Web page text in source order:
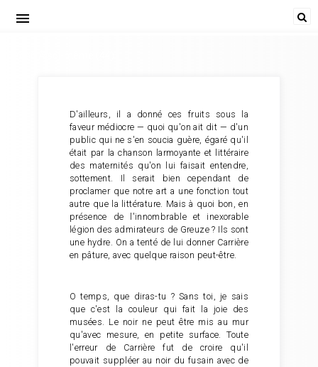
menu
D'ailleurs, il a donné ces fruits sous la
faveur médiocre — quoi qu'on ait dit — d'un
public qui ne s'en soucia guère, égaré qu'il
était par la chanson larmoyante et littéraire
des maternités qu'on lui faisait entendre,
sottement. Il serait bien cependant de
proclamer que notre art a une fonction tout
autre que la littérature. Mais à quoi bon, en
présence de l'innombrable et inexorable
légion des admirateurs de Greuze ? Ils sont
une hydre. On a tenté de lui donner Carrière
en pâture, avec quelque raison peut-être.
O temps, que diras-tu ? Sans toi, je sais
que c'est la couleur qui fait la joie des
musées. Le noir ne peut être mis au mur
qu'avec mesure, en petite surface. Toute
l'erreur de Carrière fut de croire qu'il
pouvait suppléer au noir du fusain avec de